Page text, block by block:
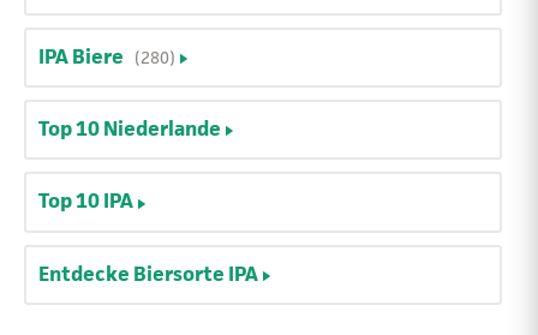
IPA Biere (280)
Top 10 Niederlande
Top 10 IPA
Entdecke Biersorte IPA